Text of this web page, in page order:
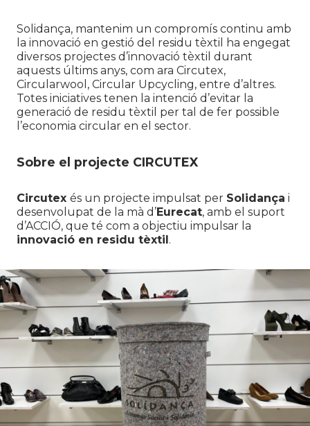
Solidança, mantenim un compromís continu amb
la innovació en gestió del residu tèxtil ha engegat
diversos projectes d’innovació tèxtil durant
aquests últims anys, com ara Circutex,
Circularwool, Circular Upcycling, entre d’altres.
Totes iniciatives tenen la intenció d’evitar la
generació de residu tèxtil per tal de fer possible
l’economia circular en el sector.
Sobre el projecte CIRCUTEX
Circutex és un projecte impulsat per Solidança i
desenvolupat de la mà d’Eurecat, amb el suport
d’ACCIÓ, que té com a objectiu impulsar la
innovació en residu tèxtil.